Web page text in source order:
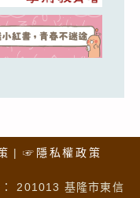
☞隱私權政策
201013 基隆市東信